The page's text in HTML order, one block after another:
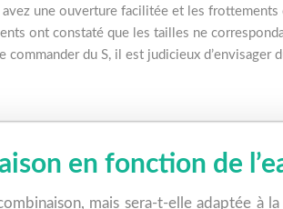
avez une ouverture facilitée et les
ont constaté que les tailles ne
commander du S, il est judicieux d’envisager
en fonction de
mais sera-t-elle adaptée à